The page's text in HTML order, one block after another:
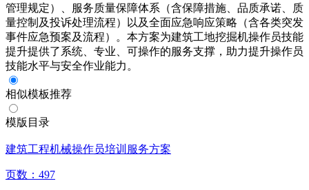
管理规定）、服务质量保障体系（含保障措施、品质承诺、质
量控制及投诉处理流程）以及全面应急响应策略（含各类突发
事件应急预案及流程）。本方案为建筑工地挖掘机操作员技能
提升提供了系统、专业、可操作的服务支撑，助力提升操作员
技能水平与安全作业能力。
相似模板推荐
模版目录
建筑工程机械操作员培训服务方案
页数： 497